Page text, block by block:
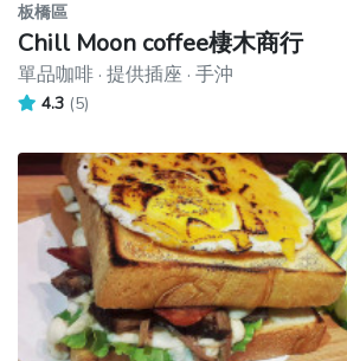
板橋區
Chill Moon coffee棲木商行
單品咖啡 · 提供插座 · 手沖
4.3 (5)